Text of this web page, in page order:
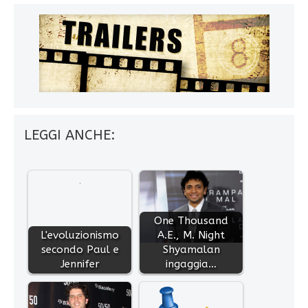
LEGGI ANCHE:
L'evoluzionismo
secondo Paul e
Jennifer
One Thousand
A.E., M. Night
Shyamalan
ingaggia…